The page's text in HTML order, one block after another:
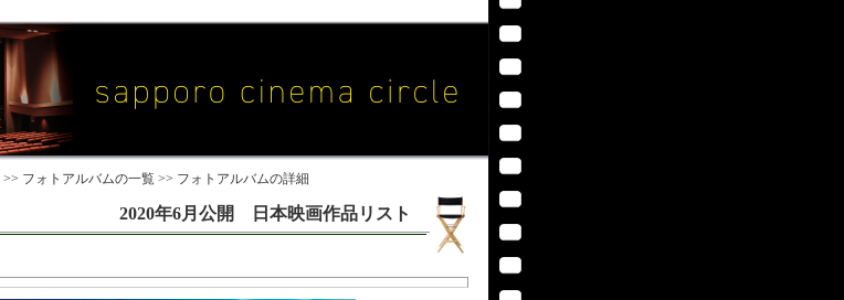
>> フォトアルバムの一覧 >> フォトアルバムの詳細
2020年6月公開 日本映画作品リスト